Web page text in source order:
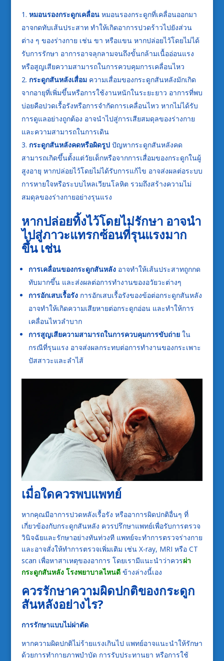
หมอนรองกระดูกเคลื่อน หมอนรองกระดูกที่เคลื่อนออกมา
อาจกดทับเส้นประสาท ทำให้เกิดอาการปวดร้าวไปยังส่วน
ต่าง ๆ ของร่างกาย เช่น ขา หรือแขน หากปล่อยไว้โดยไม่ได้
รับการรักษา อาการอาจลุกลามจนถึงขั้นกล้ามเนื้ออ่อนแรง
หรือสูญเสียความสามารถในการควบคุมการเคลื่อนไหว
กระดูกสันหลังเสื่อม ความเสื่อมของกระดูกสันหลังมักเกิด
จากอายุที่เพิ่มขึ้นหรือการใช้งานหนักในระยะยาว อาการที่พบ
บ่อยคือปวดเรื้อรังหรือการจำกัดการเคลื่อนไหว หากไม่ได้รับ
การดูแลอย่างถูกต้อง อาจนำไปสู่การเสียสมดุลของร่างกาย
และความสามารถในการเดิน
กระดูกสันหลังคดหรือผิดรูป ปัญหากระดูกสันหลังคด
สามารถเกิดขึ้นตั้งแต่วัยเด็กหรือจากการเสื่อมของกระดูกในผู้
สูงอายุ หากปล่อยไว้โดยไม่ได้รับการแก้ไข อาจส่งผลต่อระบบ
การหายใจหรือระบบไหลเวียนโลหิต รวมถึงสร้างความไม่
สมดุลของร่างกายอย่างรุนแรง
หากปล่อยทิ้งไว้โดยไม่รักษา อาจนำ
ไปสู่ภาวะแทรกซ้อนที่รุนแรงมาก
ขึ้น เช่น
การเคลื่อนของกระดูกสันหลัง อาจทำให้เส้นประสาทถูกกด
ทับมากขึ้น และส่งผลต่อการทำงานของอวัยวะต่างๆ
การอักเสบเรื้อรัง การอักเสบเรื้อรังของข้อต่อกระดูกสันหลัง
อาจทำให้เกิดความเสียหายต่อกระดูกอ่อน และทำให้การ
เคลื่อนไหวลำบาก
การสูญเสียความสามารถในการควบคุมการขับถ่าย ใน
กรณีที่รุนแรง อาจส่งผลกระทบต่อการทำงานของกระเพาะ
ปัสสาวะและลำไส้
เมื่อใดควรพบแพทย์
หากคุณมีอาการปวดหลังเรื้อรัง หรืออาการผิดปกติอื่นๆ ที่
เกี่ยวข้องกับกระดูกสันหลัง ควรปรึกษาแพทย์เพื่อรับการตรวจ
วินิจฉัยและรักษาอย่างทันท่วงที แพทย์จะทำการตรวจร่างกาย
และอาจสั่งให้ทำการตรวจเพิ่มเติม เช่น X-ray, MRI หรือ CT
scan เพื่อหาสาเหตุของอาการ โดยเรามีแนะนำว่าควรผ่า
กระดูกสันหลัง โรงพยาบาลไหนดี ข้างล่างนี้เอง
ควรรักษาความผิดปกติของกระดูก
สันหลังอย่างไร?
การรักษาแบบไม่ผ่าตัด
หากความผิดปกติไม่ร้ายแรงเกินไป แพทย์อาจแนะนำให้รักษา
ด้วยการทำกายภาพบำบัด การรับประทานยา หรือการใช้